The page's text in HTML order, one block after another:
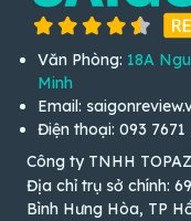
Văn Phòng: 18A
Minh
Email:
Điện thoại: 093 7671
Công ty TNHH
Địa chỉ trụ sở chính:
Bình Hưng Hòa, TP